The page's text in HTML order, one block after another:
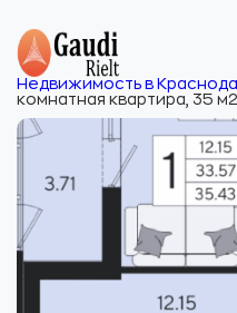
Недвижимость в
комнатная квартира, 35